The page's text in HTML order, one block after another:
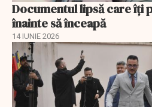
Documentul lipsă care îți
înainte să înceapă
14 IUNIE 2026